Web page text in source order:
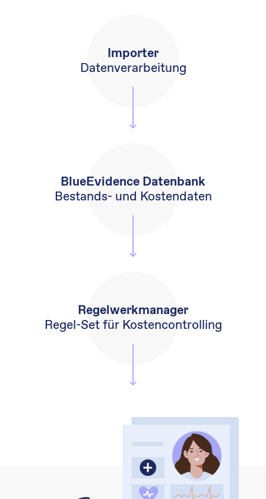
Importer
Datenverarbeitung
BlueEvidence Datenbank
Bestands- und Kostendaten
Regelwerkmanager
Regel-Set für Kostencontrolling